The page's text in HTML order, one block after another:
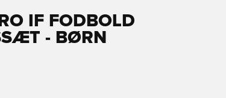
IF FODBOLD
- BØRN